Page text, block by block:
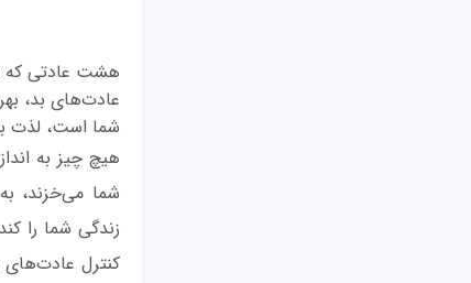
هشت عادتی که
عادت‌های بد،
شما است، لذت
هیچ چیز به
شما می‌خزند،
زندگی شما را
کنترل عادت‌های